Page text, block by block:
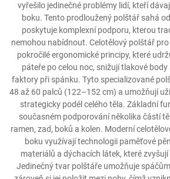
vyřešilo jedinečné problémy lidí, kteří
boku. Tento prodloužený polštář sahá
poskytuje komplexní podporu, kterou
nemohou nabídnout. Celotělový polštář
pokročilé ergonomické principy, které
páteře po celou noc, snižují tlakové
faktory při spánku. Tyto specializované
48 až 60 palců (122–152 cm) a umožňují
strategicky podél celého těla. Základní
současném podporování několika částí
ramen, zad, boků a kolen. Moderní
boku využívají technologii paměťové
materiálů a dýchacích látek, které
Jedinečný tvar polštáře umožňuje